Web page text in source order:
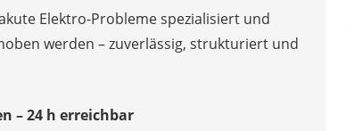
Elektro-Probleme spezialisiert und
werden – zuverlässig, strukturiert und
– 24 h erreichbar